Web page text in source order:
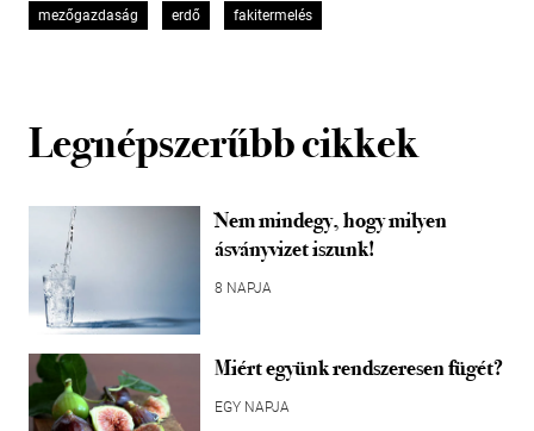
mezőgazdaság erdő fakitermelés
Legnépszerűbb cikkek
Nem mindegy, hogy milyen
ásványvizet iszunk!
8 NAPJA
Miért együnk rendszeresen fügét?
EGY NAPJA